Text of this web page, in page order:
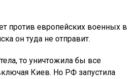
против европейских военных в
он туда не отправит.
то уничтожила бы все
Киев. Но РФ запустила